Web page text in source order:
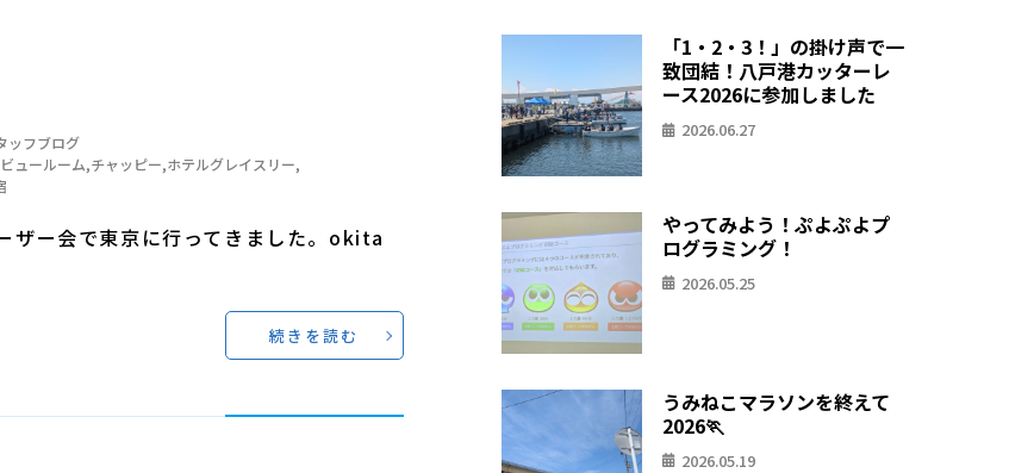
ッフブログ
ュールーム,チャッピー,ホテルグレイスリー,
ザー会で東京に行ってきました。okita
続きを読む
「1・2・3！」の掛け声で一
致団結！八戸港カッターレ
ース2026に参加しました
2026.06.27
やってみよう！ぷよぷよプ
ログラミング！
2026.05.25
うみねこマラソンを終えて
2026🏃
2026.05.19